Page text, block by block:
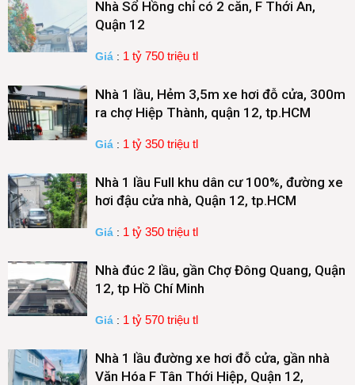
Nhà Sổ Hồng chỉ có 2 căn, F Thới An,
Quận 12
Giá : 1 tỷ 750 triệu tl
Nhà 1 lầu, Hẻm 3,5m xe hơi đỗ cửa, 300m
ra chợ Hiệp Thành, quận 12, tp.HCM
Giá : 1 tỷ 350 triệu tl
Nhà 1 lầu Full khu dân cư 100%, đường xe
hơi đậu cửa nhà, Quận 12, tp.HCM
Giá : 1 tỷ 350 triệu tl
Nhà đúc 2 lầu, gần Chợ Đông Quang, Quận
12, tp Hồ Chí Minh
Giá : 1 tỷ 570 triệu tl
Nhà 1 lầu đường xe hơi đỗ cửa, gần nhà
Văn Hóa F Tân Thới Hiệp, Quận 12,